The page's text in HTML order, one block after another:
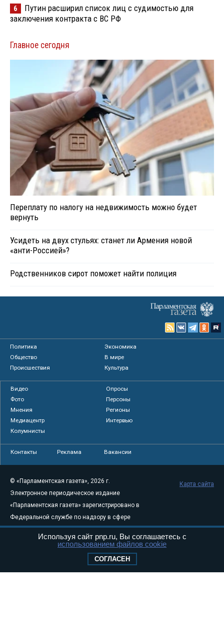
6
Путин расширил список лиц с судимостью для
заключения контракта с ВС РФ
Главное сегодня
Переплату по налогу на недвижимость можно будет
вернуть
Усидеть на двух стульях: станет ли Армения новой
«анти-Россией»?
Родственников сирот поможет найти полиция
Политика
Экономика
Общество
В мире
Происшествия
Культура
Видео
Опросы
Фото
Персоны
Мнения
Регионы
Медиацентр
Интервью
Колумнисты
Контакты Реклама Вакансии
© «Парламентская газета», 2026 г.
Электронное периодическое издание
«Парламентская газета» зарегистрировано в
Федеральной службе по надзору в сфере
связи, информационных технологий и
массовых коммуникаций (Роскомнадзор) 05
Свидетельство о регистрации Эл № ФС77-
Карта сайта
Используя сайт pnp.ru, Вы соглашаетесь с
использованием файлов cookie
СОГЛАСЕН